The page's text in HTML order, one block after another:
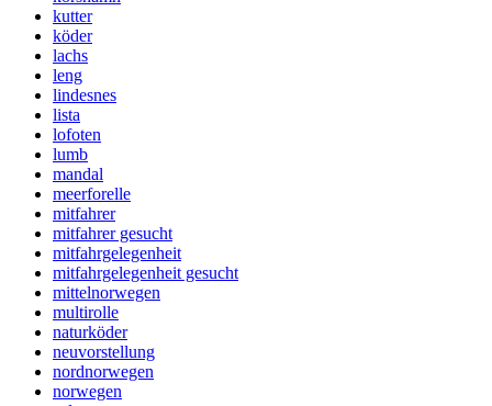
kutter
köder
lachs
leng
lindesnes
lista
lofoten
lumb
mandal
meerforelle
mitfahrer
mitfahrer gesucht
mitfahrgelegenheit
mitfahrgelegenheit gesucht
mittelnorwegen
multirolle
naturköder
neuvorstellung
nordnorwegen
norwegen